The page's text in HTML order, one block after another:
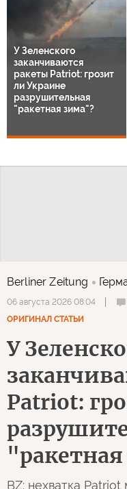
У Зеленского
заканчиваются
ракеты Patriot: грозит
ли Украине
разрушительная
"ракетная зима"?
Berliner Zeitung
06 августа 2026 08:04
ОРИГИНАЛ СТАТЬИ
У
Patriot:
BZ: нехватка